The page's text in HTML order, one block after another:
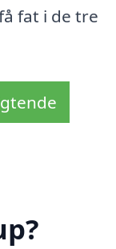
fat i de tre